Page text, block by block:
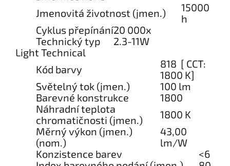
Jmenovitá životnost (jmen.)
15000
h
Cyklus přepínání20 000x
Technický typ
2.3-11W
Light Technical
Kód barvy
818 [ CCT:
1800 K]
Světelný tok (jmen.)
100 lm
Barevné konstrukce
1800
Náhradní teplota
chromatičnosti (jmen.)
1800 K
Měrný výkon (jmen.)
(nom.)
43,00
lm/W
Konzistence barev
<6